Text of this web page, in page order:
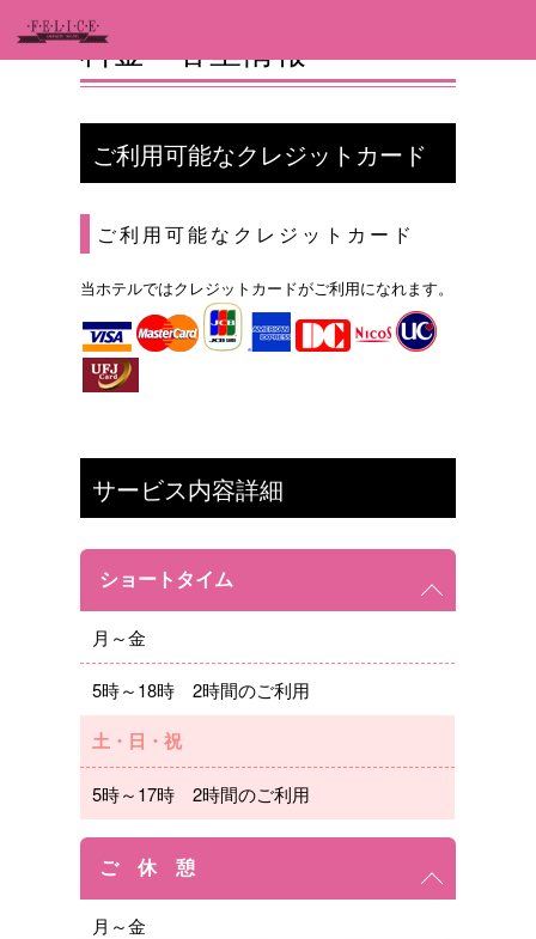
料金・客室情報
ご利用可能なクレジットカード
ご利用可能なクレジットカード
当ホテルではクレジットカードがご利用になれます。
サービス内容詳細
ショートタイム
月～金
5時～18時 2時間のご利用
土・日・祝
5時～17時 2時間のご利用
ご 休 憩
月～金